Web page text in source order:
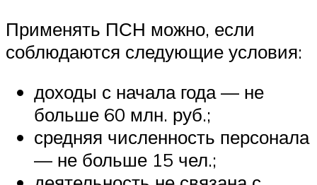
Применять ПСН можно, если
соблюдаются следующие условия:
доходы с начала года — не
больше 60 млн. руб.;
средняя численность персонала
— не больше 15 чел.;